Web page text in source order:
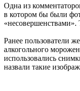
Одна из
в котором бы были
«несовершенствами».
Ранее пользователи
алкогольного
использовались
назвали такие